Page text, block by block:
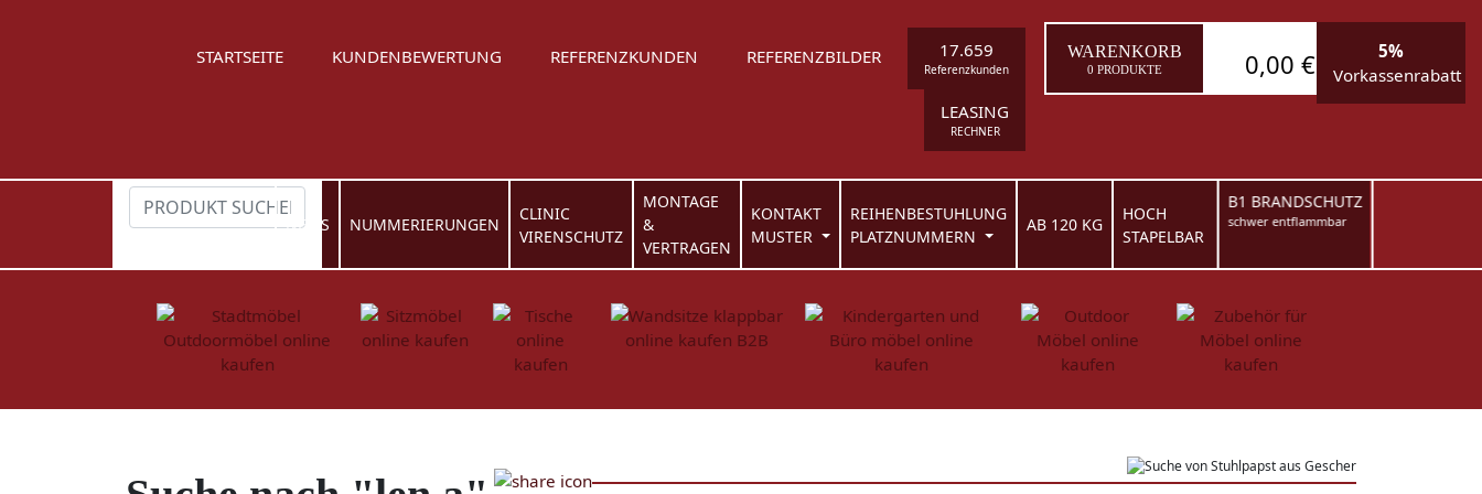
STARTSEITE KUNDENBEWERTUNG REFERENZKUNDEN REFERENZBILDER 17.659
Referenzkunden
LEASING
RECHNER
WARENKORB
0 PRODUKTE 0,00 €
5%
Vorkassenrabatt
NEWS NUMMERIERUNGEN
CLINIC
VIRENSCHUTZ
MONTAGE
&
VERTRAGEN
KONTAKT
MUSTER
REIHENBESTUHLUNG
PLATZNUMMERN
AB 120 KG
HOCH
STAPELBAR
B1 BRANDSCHUTZ
schwer entflammbar